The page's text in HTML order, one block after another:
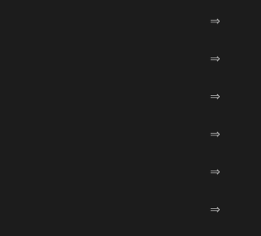
⇒
⇒
⇒
⇒
⇒
⇒